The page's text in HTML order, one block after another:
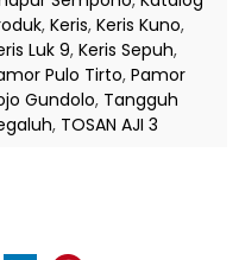
, Keris, Keris Kuno,
Luk 9, Keris Sepuh,
Pulo Tirto, Pamor
Gundolo, Tangguh
, TOSAN AJI 3